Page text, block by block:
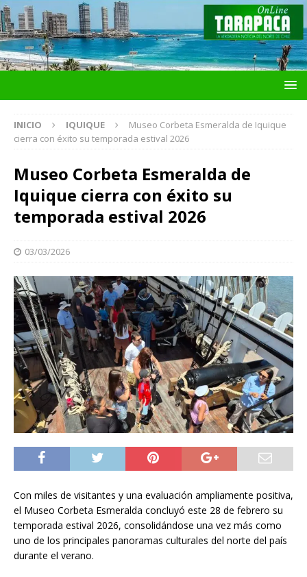
INICIO IQUIQUE
Museo Corbeta Esmeralda de Iquique
cierra con éxito su temporada estival 2026
Museo Corbeta Esmeralda de
Iquique cierra con éxito su
temporada estival 2026
03/03/2026
Con miles de visitantes y una evaluación ampliamente positiva,
el Museo Corbeta Esmeralda concluyó este 28 de febrero su
temporada estival 2026, consolidándose una vez más como
uno de los principales panoramas culturales del norte del país
durante el verano.